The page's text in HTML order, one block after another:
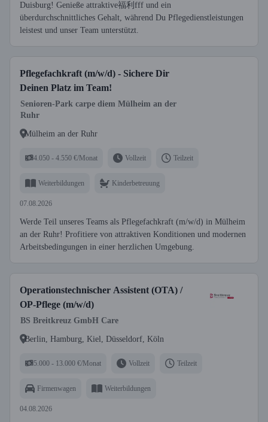
Duisburg! Genieße attraktive福利fff und ein
überdurchschnittliches Gehalt, während Du Pflegedienstleistungen
leistest und unser Team unterstützt.
Pflegefachkraft (m/w/d) - Sichere Dir
Deinen Platz im Team!
Senioren-Park carpe diem Mülheim an der
Ruhr
Mülheim an der Ruhr
4.050 - 4.550 €/Monat Vollzeit Teilzeit
Weiterbildungen Kinderbetreuung
07.08.2026
Werde Teil unseres Teams als Pflegefachkraft (m/w/d) in Mülheim
an der Ruhr! Profitiere von attraktiven Konditionen und modernen
Arbeitsbedingungen in einer herzlichen Umgebung.
Operationstechnischer Assistent (OTA) /
OP-Pflege (m/w/d)
BS Breitkreuz GmbH Care
Berlin, Hamburg, Kiel, Düsseldorf, Köln
5.000 - 13.000 €/Monat Vollzeit Teilzeit
Firmenwagen Weiterbildungen
04.08.2026